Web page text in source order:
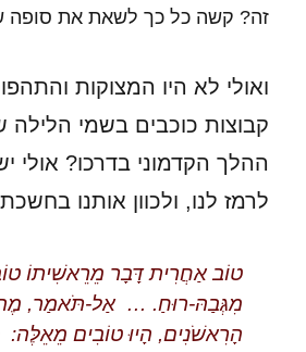
זה? קשה כל כך לשאת את סופה
ואולי לא היו המצוקות
קבוצות כוכבים בשמי הלילה
ההלך הקדמוני בדרכו? אולי
לרמז לנו, ולכוון אותנו
טוֹב אַחֲרִית דָּבָר מֵרֵאשִׁיתוֹ
מִגְּבַהּ-רוּחַ. … אַל-תֹּאמַר,
הָרִאשֹׁנִים, הָיוּ טוֹבִים